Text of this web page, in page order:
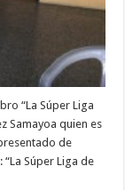
“La Súper Liga
Samayoa quien es
de
Súper Liga de